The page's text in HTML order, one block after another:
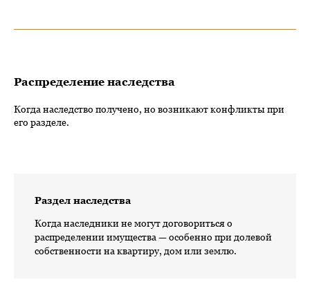
Распределение наследства
Когда наследство получено, но возникают конфликты при
его разделе.
Раздел наследства
Когда наследники не могут договориться о
распределении имущества — особенно при долевой
собственности на квартиру, дом или землю.